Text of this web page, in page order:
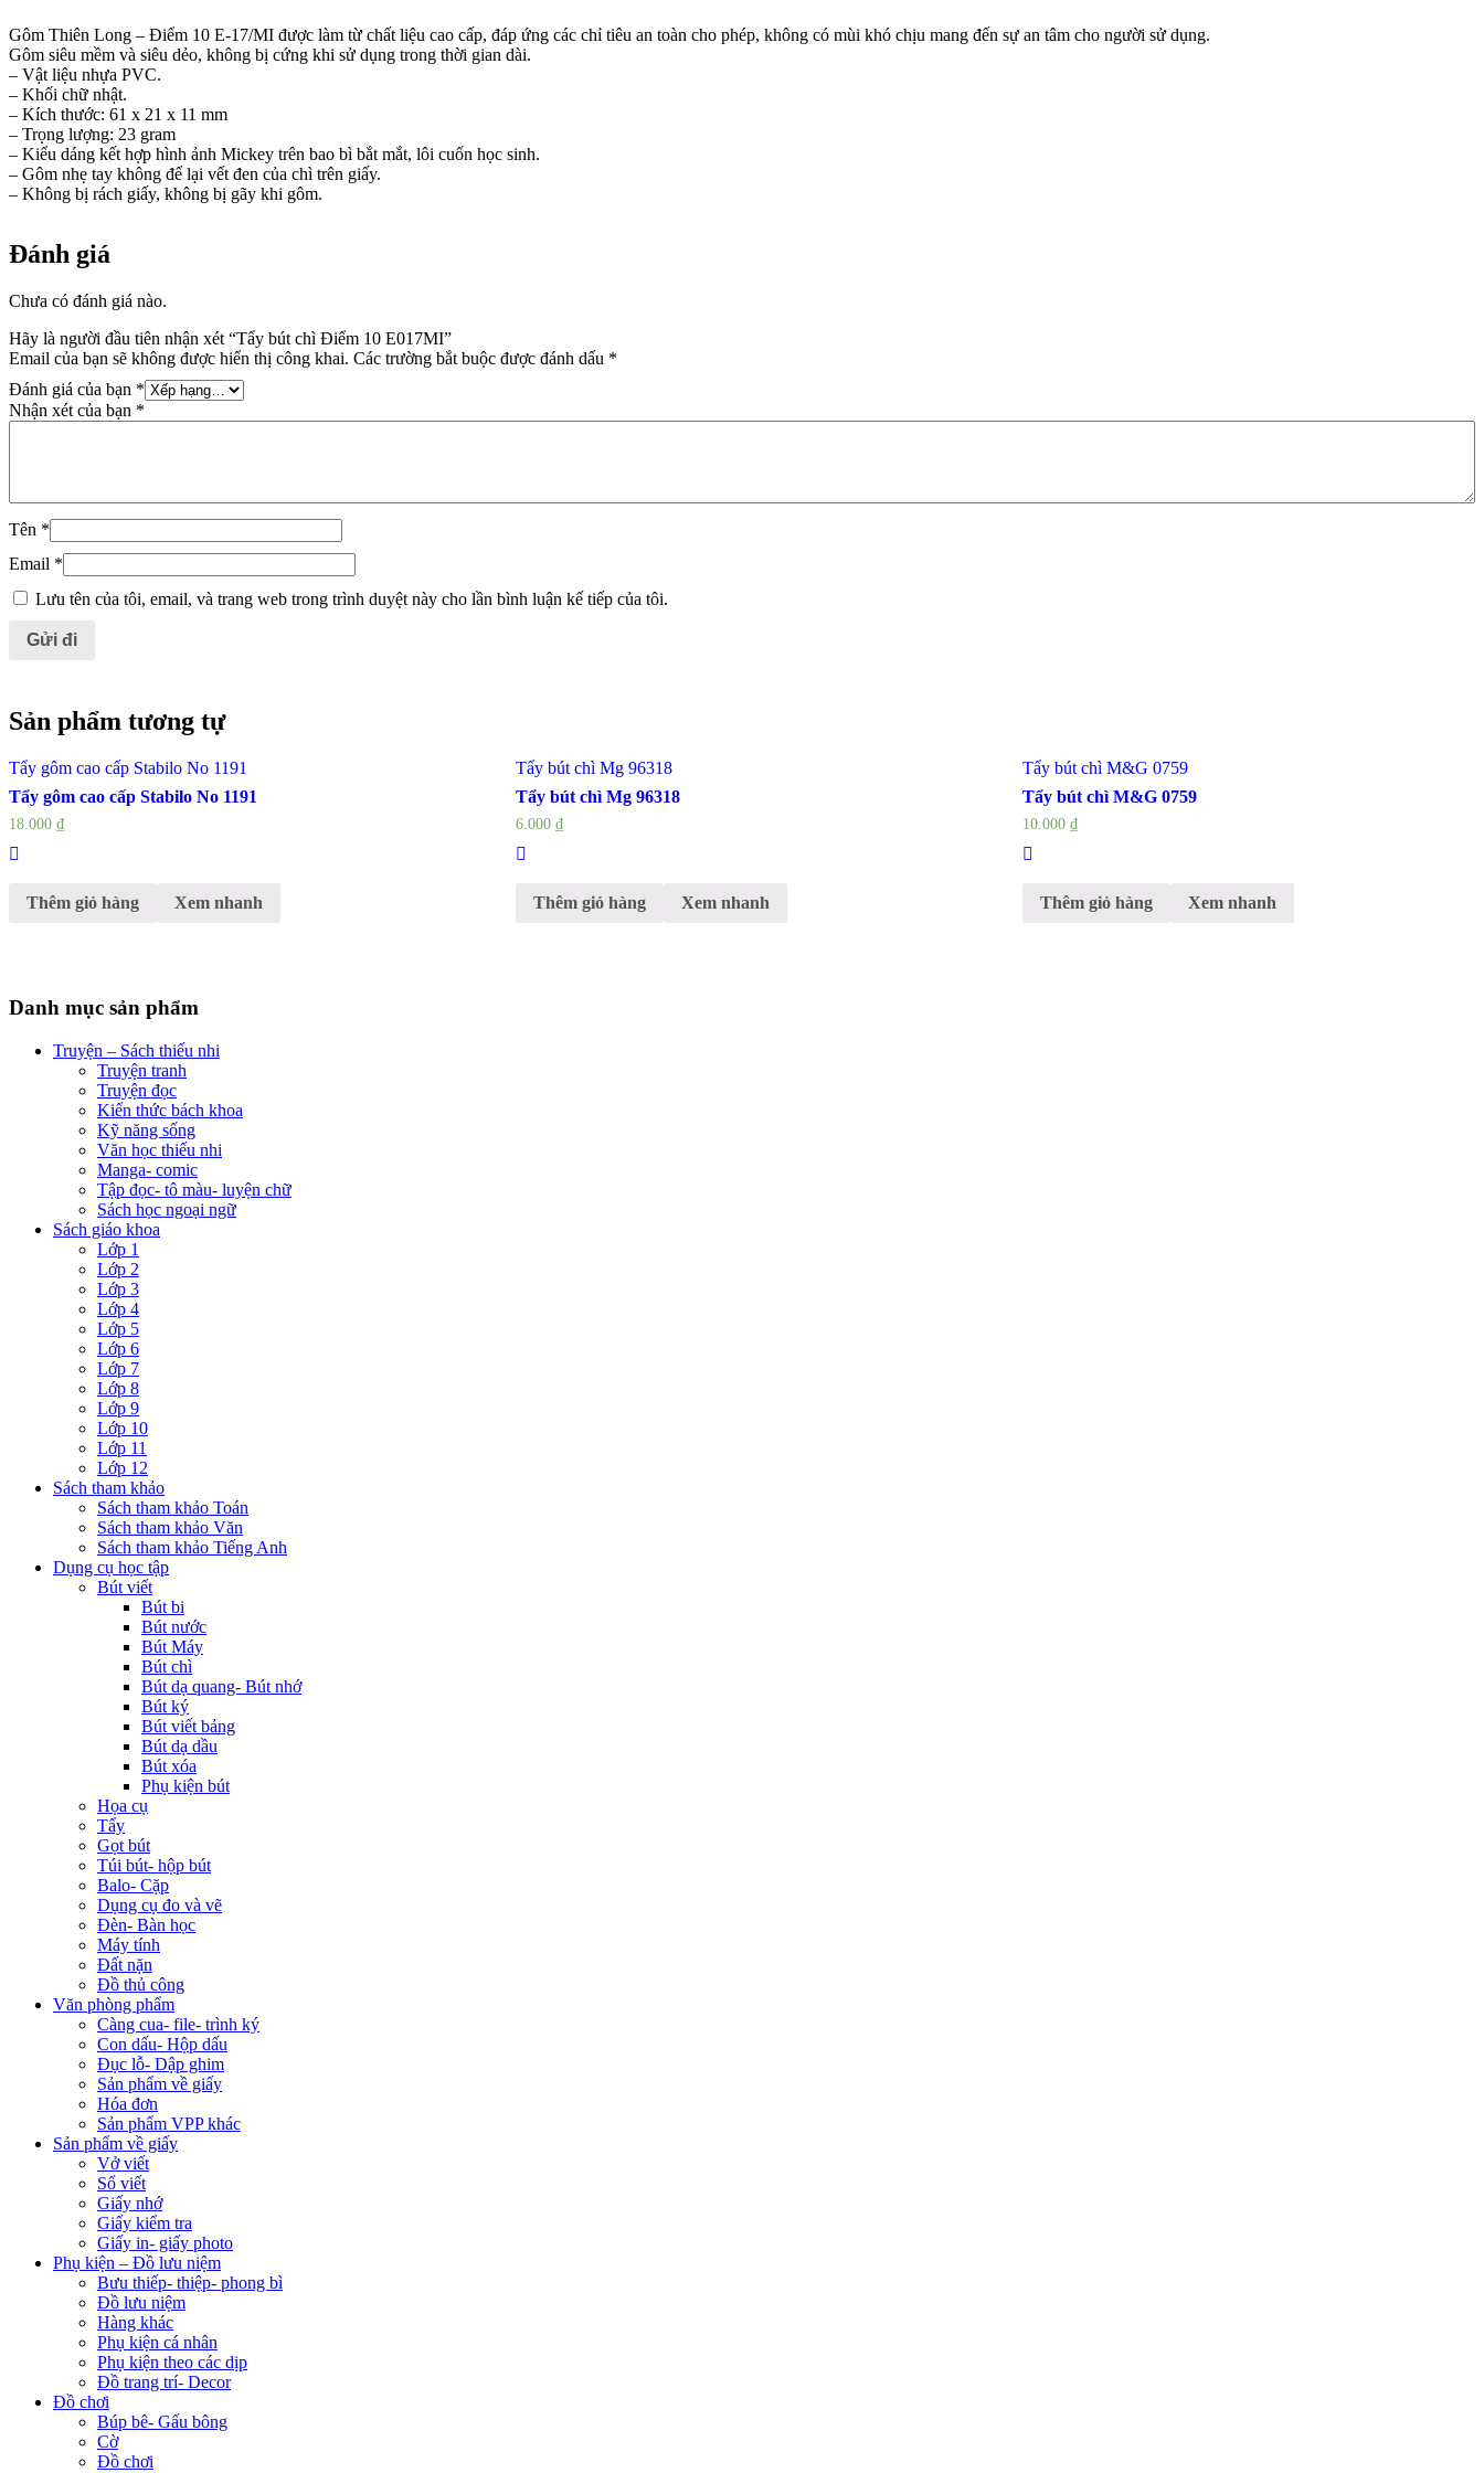
Gôm Thiên Long – Điểm 10 E-17/MI được làm từ chất liệu cao cấp, đáp ứng các chỉ tiêu an toàn cho phép, không có mùi khó chịu mang đến sự an tâm cho người sử dụng.
Gôm siêu mềm và siêu dẻo, không bị cứng khi sử dụng trong thời gian dài.
– Vật liệu nhựa PVC.
– Khối chữ nhật.
– Kích thước: 61 x 21 x 11 mm
– Trọng lượng: 23 gram
– Kiểu dáng kết hợp hình ảnh Mickey trên bao bì bắt mắt, lôi cuốn học sinh.
– Gôm nhẹ tay không để lại vết đen của chì trên giấy.
– Không bị rách giấy, không bị gãy khi gôm.
Đánh giá
Chưa có đánh giá nào.
Hãy là người đầu tiên nhận xét “Tẩy bút chì Điểm 10 E017MI”
Email của bạn sẽ không được hiển thị công khai. Các trường bắt buộc được đánh dấu *
Đánh giá của bạn *
Nhận xét của bạn *
Tên *
Email *
Lưu tên của tôi, email, và trang web trong trình duyệt này cho lần bình luận kế tiếp của tôi.
Sản phẩm tương tự
Tẩy gôm cao cấp Stabilo No 1191
Tẩy gôm cao cấp Stabilo No 1191
18.000 ₫
Thêm giỏ hàng Xem nhanh
Tẩy bút chì Mg 96318
Tẩy bút chì Mg 96318
6.000 ₫
Thêm giỏ hàng Xem nhanh
Tẩy bút chì M&G 0759
Tẩy bút chì M&G 0759
10.000 ₫
Thêm giỏ hàng Xem nhanh
Danh mục sản phẩm
Truyện – Sách thiếu nhi
Truyện tranh
Truyện đọc
Kiến thức bách khoa
Kỹ năng sống
Văn học thiếu nhi
Manga- comic
Tập đọc- tô màu- luyện chữ
Sách học ngoại ngữ
Sách giáo khoa
Lớp 1
Lớp 2
Lớp 3
Lớp 4
Lớp 5
Lớp 6
Lớp 7
Lớp 8
Lớp 9
Lớp 10
Lớp 11
Lớp 12
Sách tham khảo
Sách tham khảo Toán
Sách tham khảo Văn
Sách tham khảo Tiếng Anh
Dụng cụ học tập
Bút viết
Bút bi
Bút nước
Bút Máy
Bút chì
Bút dạ quang- Bút nhớ
Bút ký
Bút viết bảng
Bút dạ dầu
Bút xóa
Phụ kiện bút
Họa cụ
Tẩy
Gọt bút
Túi bút- hộp bút
Balo- Cặp
Dụng cụ đo và vẽ
Đèn- Bàn học
Máy tính
Đất nặn
Đồ thủ công
Văn phòng phẩm
Càng cua- file- trình ký
Con dấu- Hộp dấu
Đục lỗ- Dập ghim
Sản phẩm về giấy
Hóa đơn
Sản phẩm VPP khác
Sản phẩm về giấy
Vở viết
Sổ viết
Giấy nhớ
Giấy kiểm tra
Giấy in- giấy photo
Phụ kiện – Đồ lưu niệm
Bưu thiếp- thiệp- phong bì
Đồ lưu niệm
Hàng khác
Phụ kiện cá nhân
Phụ kiện theo các dịp
Đồ trang trí- Decor
Đồ chơi
Búp bê- Gấu bông
Cờ
Đồ chơi